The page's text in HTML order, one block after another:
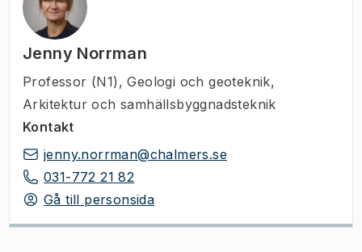
Jenny Norrman
Professor (N1) , Geologi och geoteknik,
Arkitektur och samhällsbyggnadsteknik
Kontakt
jenny.norrman@chalmers.se
031-772 21 82
Gå till personsida